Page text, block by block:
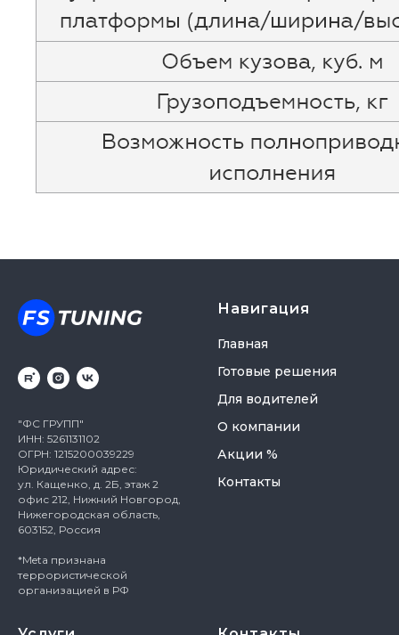
"ФС ГРУПП"
ИНН: 5261131102
ОГРН: 1215200039229
Юридический адрес:
ул. Кащенко, д. 2Б, этаж 2
офис 212, Нижний Новгород,
Нижегородская область,
603152, Россия
*Meta признана
террористической
организацией в РФ
Навигация
Главная
Готовые решения
Для водителей
О компании
Акции %
Контакты